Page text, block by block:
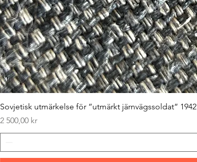
Sovjetisk utmärkelse för ”utmärkt järnvägssoldat” 1942
Pris
2 500,00 kr